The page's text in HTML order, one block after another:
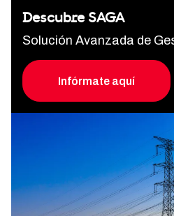
Descubre SAGA
Solución Avanzada de
Infórmate aquí